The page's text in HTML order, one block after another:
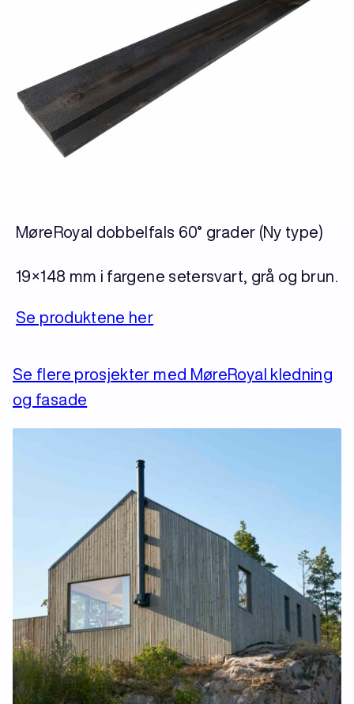
MøreRoyal dobbelfals 60° grader (Ny type)
19×148 mm i fargene setersvart, grå og brun.
Se produktene her
Se flere prosjekter med MøreRoyal kledning
og fasade